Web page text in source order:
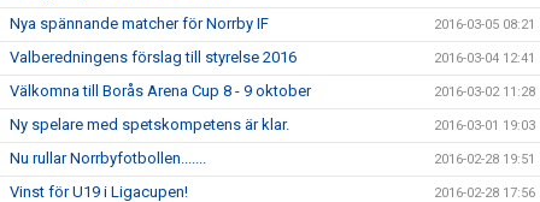
Nya spännande matcher för Norrby IF 2016-03-05 08:21
Valberedningens förslag till styrelse 2016 2016-03-04 12:41
Välkomna till Borås Arena Cup 8 - 9 oktober 2016-03-02 11:28
Ny spelare med spetskompetens är klar. 2016-03-01 19:03
Nu rullar Norrbyfotbollen....... 2016-02-28 19:51
Vinst för U19 i Ligacupen! 2016-02-28 17:56